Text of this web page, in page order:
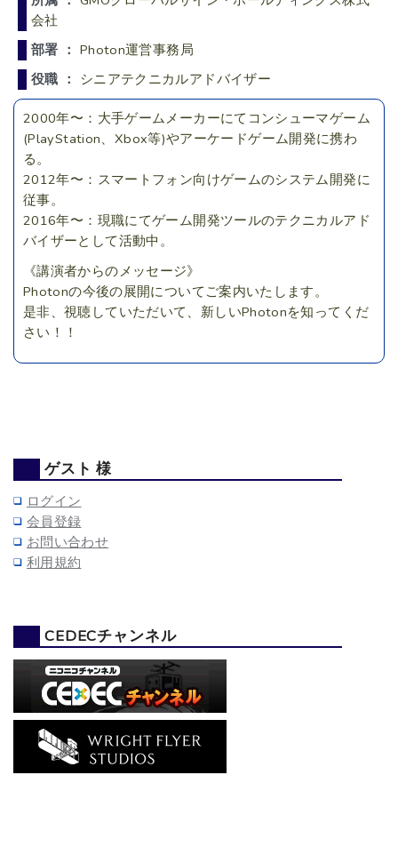
会社
部署 ： Photon運営事務局
役職 ： シニアテクニカルアドバイザー
2000年〜：大手ゲームメーカーにてコンシューマゲーム
(PlayStation、Xbox等)やアーケードゲーム開発に携わ
る。
2012年〜：スマートフォン向けゲームのシステム開発に
従事。
2016年〜：現職にてゲーム開発ツールのテクニカルアド
バイザーとして活動中。
《講演者からのメッセージ》
Photonの今後の展開についてご案内いたします。
是非、視聴していただいて、新しいPhotonを知ってくだ
さい！！
ゲスト 様
ログイン
会員登録
お問い合わせ
利用規約
CEDECチャンネル